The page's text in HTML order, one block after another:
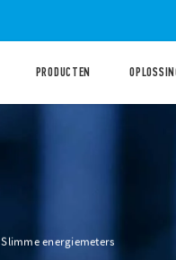
PRODUCTEN
Slimme energiemeters